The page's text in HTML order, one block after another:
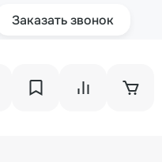
Заказать звонок